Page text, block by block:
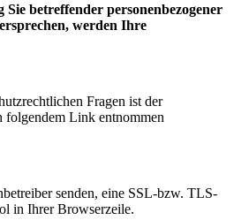
betreffender personenbezogener
werden Ihre
Fragen ist der
folgendem Link entnommen
senden, eine SSL-bzw. TLS-
in Ihrer Browserzeile.